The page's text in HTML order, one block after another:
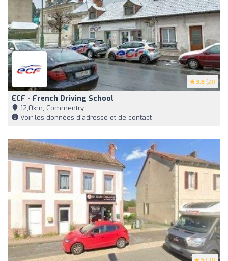
3.8 (21)
ECF - French Driving School
12,0km, Commentry
Voir les données d'adresse et de contact